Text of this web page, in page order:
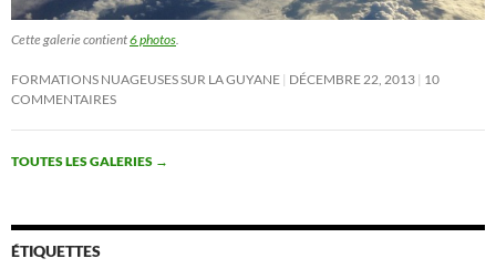
Cette galerie contient6 photos
FORMATIONS NUAGEUSES SUR LA GUYANE DÉCEMBRE 22, 2013 10
COMMENTAIRES
TOUTES LES GALERIES →
ÉTIQUETTES